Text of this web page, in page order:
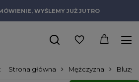
WYŚLEMY JUŻ JUTRO
Strona główna Mężczyzna Bluzy